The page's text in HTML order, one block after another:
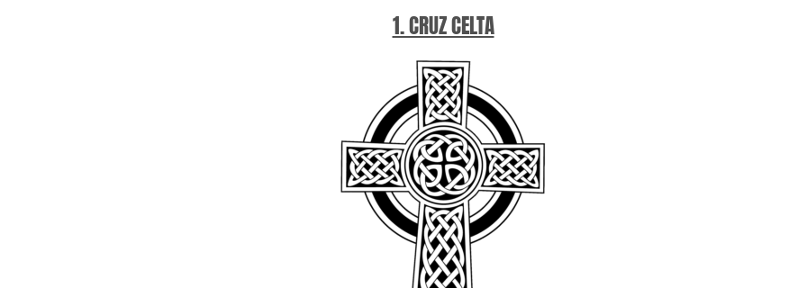
1. CRUZ CELTA